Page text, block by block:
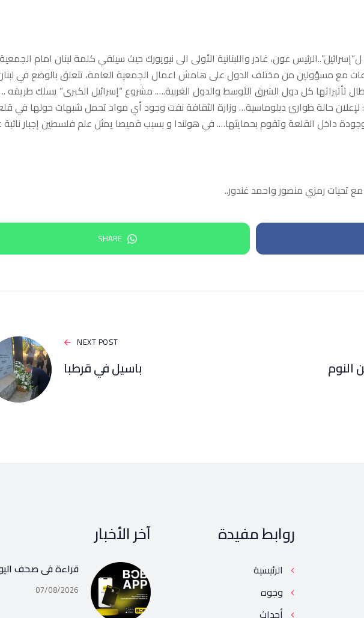
عون، غادر واللبنانية الأولى الى نيويورك حيث سيلقي كلمة لبنان امام الجمعية
مع مسؤولين من مختلف الدول على هامش اعمال الجمعية العامة، تتعلق بالوضع في
تأثيراتها كل دول الشرق الأوسط والدول الغربية.…. مشروع “إسرائيل الكبرى” يسلك طريقه ..
لإعلان حالة طوارئ دبلوماسية… وزارة الثقافة نفت وجود أي مواد تحمل شبهات حولها في
الموجودة داخل القلعة وتقوم بحمايتها…. في هولندا و بسبب قميصا يمثل علم فلسطين إجبار
تحيات رمزي منصور واحمد غندور..
SHARE
النوم
NEXT POST
باسيل في قرطبا
روابط مفيدة
الرئيسية
وجوه
آخر الأخبار
قراءة في صحف
07/08/2026